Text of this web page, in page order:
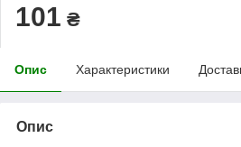
101 ₴
Опис Характеристики
Опис